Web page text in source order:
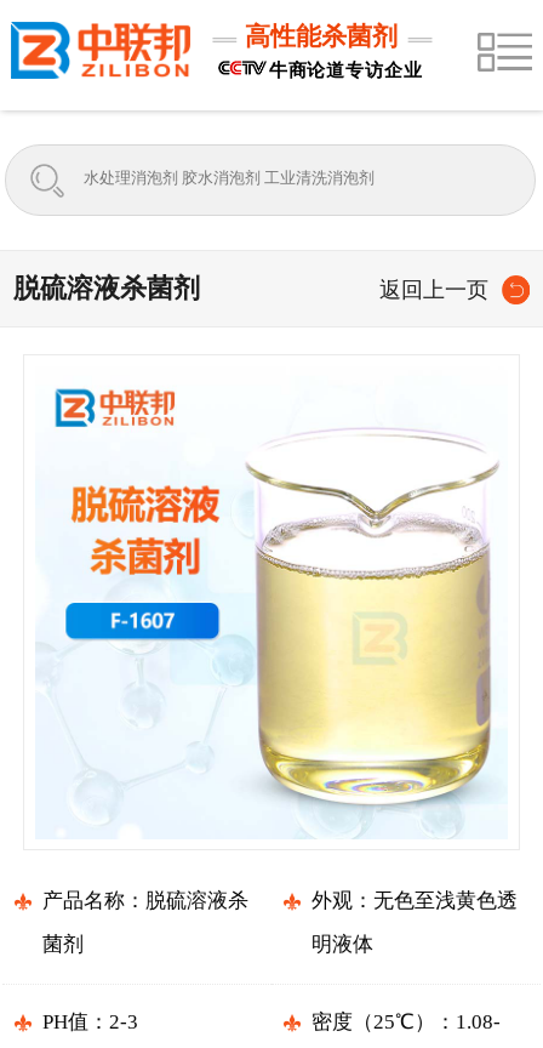
高性能杀菌剂
牛商论道专访企业
脱硫溶液杀菌剂 返回上一页
产品名称：脱硫溶液杀
菌剂
外观：无色至浅黄色透
明液体
PH值：2-3
密度（25℃）：1.08-